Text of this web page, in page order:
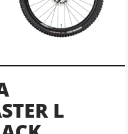
L